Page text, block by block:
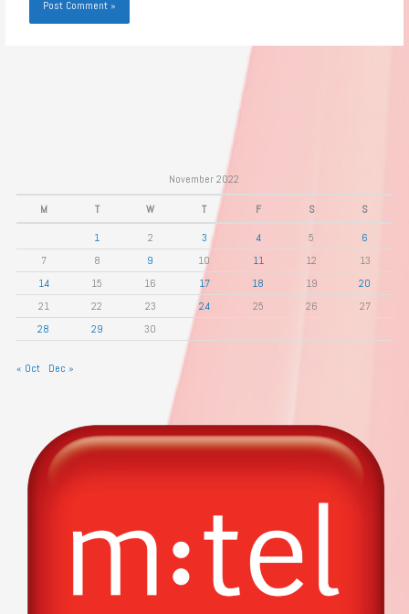
November 2022
M T W T F S S
1 2 3 4 5
6
7
8 9 10 11 12
13
14
15 16 17 18 19
20
21
22 23 24 25 26
27
28
29 30
« Oct Dec »